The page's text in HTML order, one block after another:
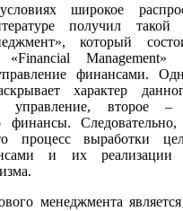
широкое
получил
который
«Financial
финансами.
характер
управление, второе –
финансы.
процесс выработки
и их реализации
менеджмента